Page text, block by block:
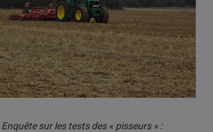
Enquête sur les tests des « pisseurs » :